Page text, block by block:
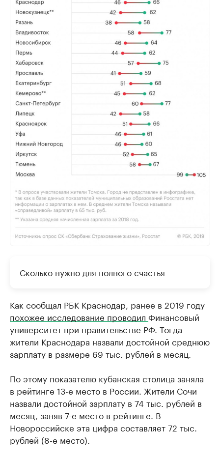
Сколько нужно для полного счастья
Как сообщал РБК Краснодар, ранее в 2019 году
похожее исследование проводил Финансовый
университет при правительстве РФ. Тогда
жители Краснодара назвали достойной среднюю
зарплату в размере 69 тыс. рублей в месяц.
По этому показателю кубанская столица заняла
в рейтинге 13-е место в России. Жители Сочи
назвали достойной зарплату в 74 тыс. рублей в
месяц, заняв 7-е место в рейтинге. В
Новороссийске эта цифра составляет 72 тыс.
рублей (8-е место).